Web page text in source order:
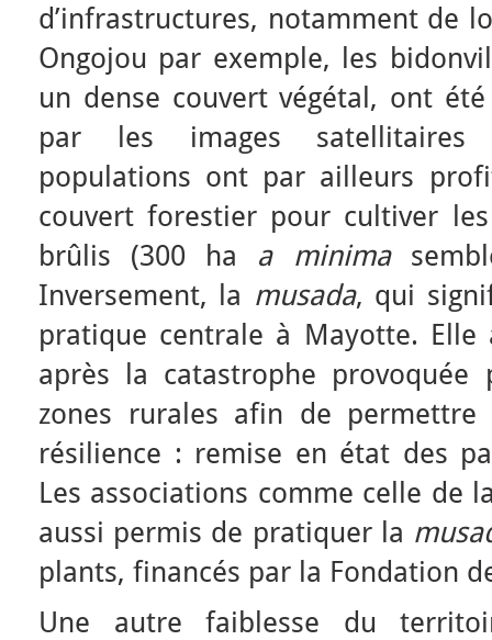
d’infrastructures, notamment de
Ongojou par exemple, les
un dense couvert végétal, ont
par les images satellitaires
populations ont par ailleurs
couvert forestier pour cultiver
brûlis (300 ha a minima
Inversement, la musada, qui
pratique centrale à Mayotte.
après la catastrophe
zones rurales afin de permettre
résilience : remise en état des
Les associations comme celle de
aussi permis de pratiquer la
plants, financés par la Fondation
Une autre faiblesse du